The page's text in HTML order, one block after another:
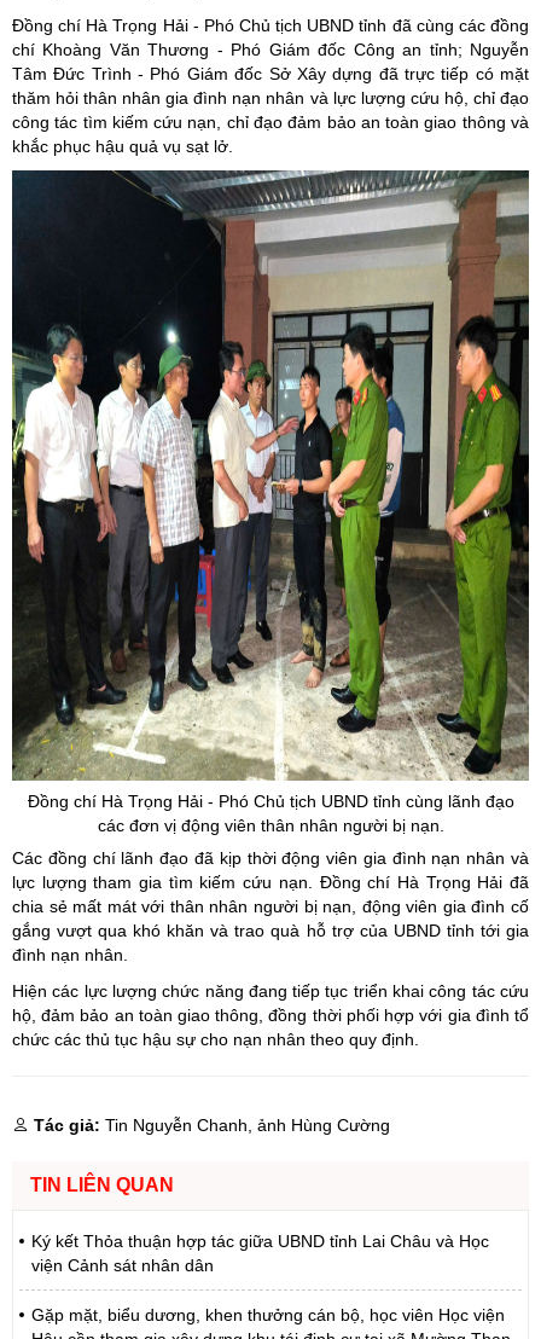
Đồng chí Hà Trọng Hải - Phó Chủ tịch UBND tỉnh đã cùng các đồng
chí Khoàng Văn Thương - Phó Giám đốc Công an tỉnh; Nguyễn
Tâm Đức Trình - Phó Giám đốc Sở Xây dựng đã trực tiếp có mặt
thăm hỏi thân nhân gia đình nạn nhân và lực lượng cứu hộ, chỉ đạo
công tác tìm kiếm cứu nạn, chỉ đạo đảm bảo an toàn giao thông và
khắc phục hậu quả vụ sạt lở.
Đồng chí Hà Trọng Hải - Phó Chủ tịch UBND tỉnh cùng lãnh đạo
các đơn vị động viên thân nhân người bị nạn.
Các đồng chí lãnh đạo đã kịp thời động viên gia đình nạn nhân và
lực lượng tham gia tìm kiếm cứu nạn. Đồng chí Hà Trọng Hải đã
chia sẻ mất mát với thân nhân người bị nạn, động viên gia đình cố
gắng vượt qua khó khăn và trao quà hỗ trợ của UBND tỉnh tới gia
đình nạn nhân.
Hiện các lực lượng chức năng đang tiếp tục triển khai công tác cứu
hộ, đảm bảo an toàn giao thông, đồng thời phối hợp với gia đình tổ
chức các thủ tục hậu sự cho nạn nhân theo quy định.
Tác giả: Tin Nguyễn Chanh, ảnh Hùng Cường
TIN LIÊN QUAN
Ký kết Thỏa thuận hợp tác giữa UBND tỉnh Lai Châu và Học
viện Cảnh sát nhân dân
Gặp mặt, biểu dương, khen thưởng cán bộ, học viên Học viện